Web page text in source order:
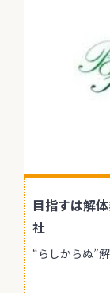
目指すは解
社
“らしからぬ”